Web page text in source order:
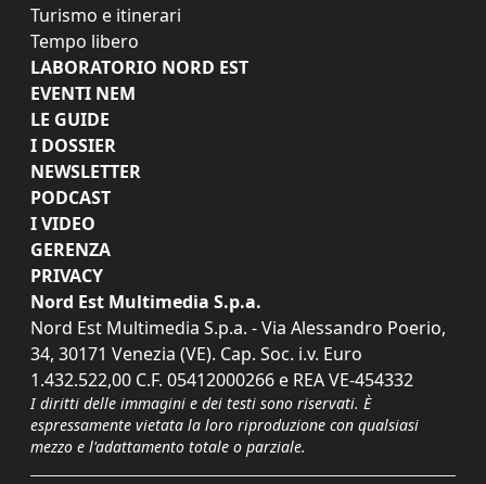
Turismo e itinerari
Tempo libero
LABORATORIO NORD EST
EVENTI NEM
LE GUIDE
I DOSSIER
NEWSLETTER
PODCAST
I VIDEO
GERENZA
PRIVACY
Nord Est Multimedia S.p.a.
Nord Est Multimedia S.p.a. - Via Alessandro Poerio,
34, 30171 Venezia (VE). Cap. Soc. i.v. Euro
1.432.522,00 C.F. 05412000266 e REA VE-454332
I diritti delle immagini e dei testi sono riservati. È
espressamente vietata la loro riproduzione con qualsiasi
mezzo e l'adattamento totale o parziale.